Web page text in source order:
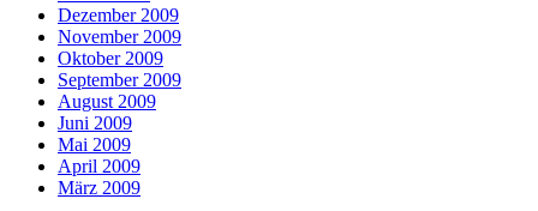
Dezember 2009
November 2009
Oktober 2009
September 2009
August 2009
Juni 2009
Mai 2009
April 2009
März 2009